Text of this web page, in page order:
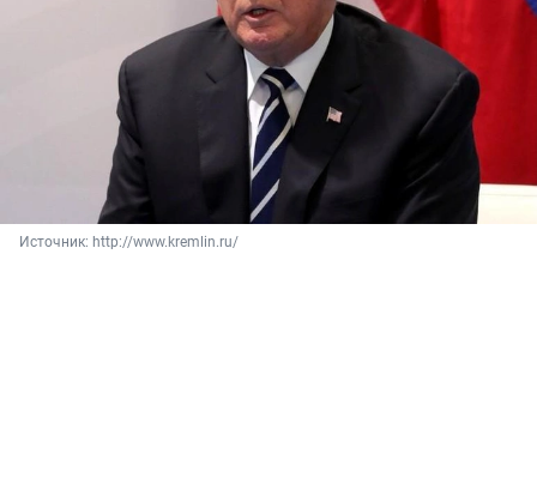
Источник: http://www.kremlin.ru/